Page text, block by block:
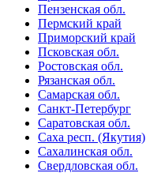
Пензенская обл.
Пермский край
Приморский край
Псковская обл.
Ростовская обл.
Рязанская обл.
Самарская обл.
Санкт-Петербург
Саратовская обл.
Саха респ. (Якутия)
Сахалинская обл.
Свердловская обл.